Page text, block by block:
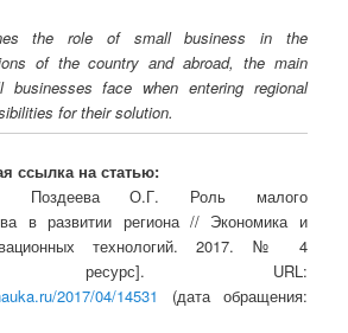
the role of small business in the
of the country and abroad, the main
businesses face when entering regional
for their solution.
ссылка на статью:
Поздеева О.Г. Роль малого
в развитии региона // Экономика и
технологий. 2017. № 4
ресурс]. URL:
2017/04/14531
(дата обращения: